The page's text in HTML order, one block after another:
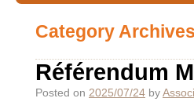
Category
Référendum
Posted on 2025/07/24 by